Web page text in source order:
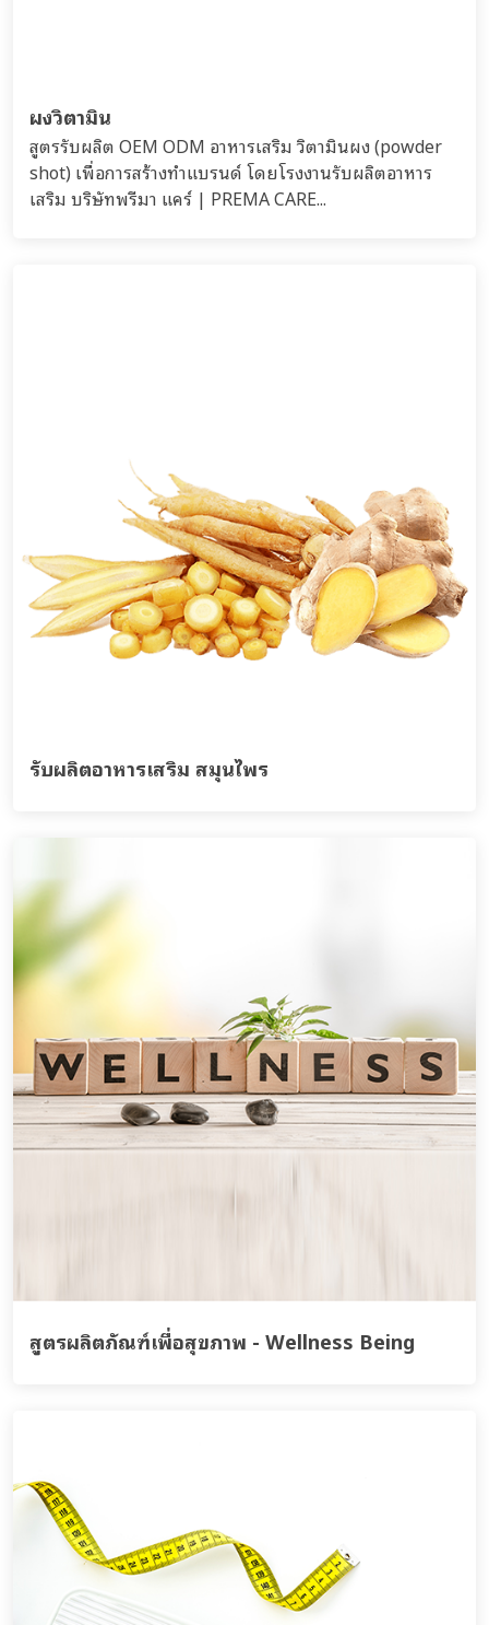
ผงวิตามิน
สูตรรับผลิต OEM ODM อาหารเสริม วิตามินผง (powder
shot) เพื่อการสร้างทำแบรนด์ โดยโรงงานรับผลิตอาหาร
เสริม บริษัทพรีมา แคร์ | PREMA CARE...
รับผลิตอาหารเสริม สมุนไพร
สูตรผลิตภัณฑ์เพื่อสุขภาพ - Wellness Being